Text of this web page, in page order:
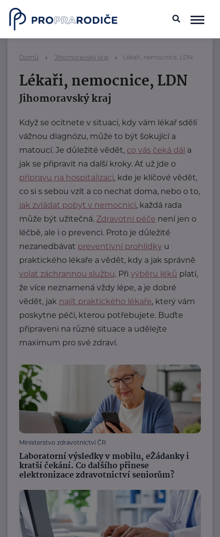
Domů Jihomoravský kraj Lékaři, nemocnice, LDN
Lékaři, nemocnice, LDN
Jihomoravský kraj
Když se ocitnete v situaci, kdy vám lékař sdělí
vážnou diagnózu, může to být šokující a
matoucí. Je důležité vědět, co vás čeká dál a
jak se připravit na další kroky. Ať už jde o
přípravu na hospitalizaci, kde je klíčové vědět,
co si s sebou vzít a co nechat doma, nebo o to,
jak zvládat pobyt v nemocnici, každá rada
může být užitečná. Zdravotní péče není jen o
léčbě, ale i o prevenci. Proto je důležité
nezanedbávat preventivní prohlídky u
praktického lékaře a vědět, kdy a jak správně
volat záchrannou službu. Při výběru léků platí,
že více neznamená vždy lépe, a je dobré
vědět, jak najít praktického lékaře, který vám
poskytne péči, kterou potřebujete. Buďte
připraveni na různé situace a udělejte
maximum pro své zdraví.
Ministerstvo zdravotnictví ČR
Laboratorní výsledky v mobilu, eŽádanky i
kratší čekání. Co dalšího přinese
elektronizace zdravotnictví seniorům?